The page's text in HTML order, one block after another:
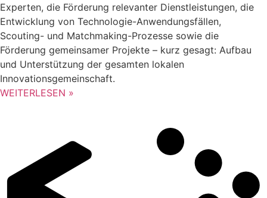
Experten, die Förderung relevanter Dienstleistungen, die
Entwicklung von Technologie-Anwendungsfällen,
Scouting- und Matchmaking-Prozesse sowie die
Förderung gemeinsamer Projekte – kurz gesagt: Aufbau
und Unterstützung der gesamten lokalen
Innovationsgemeinschaft.
WEITERLESEN »